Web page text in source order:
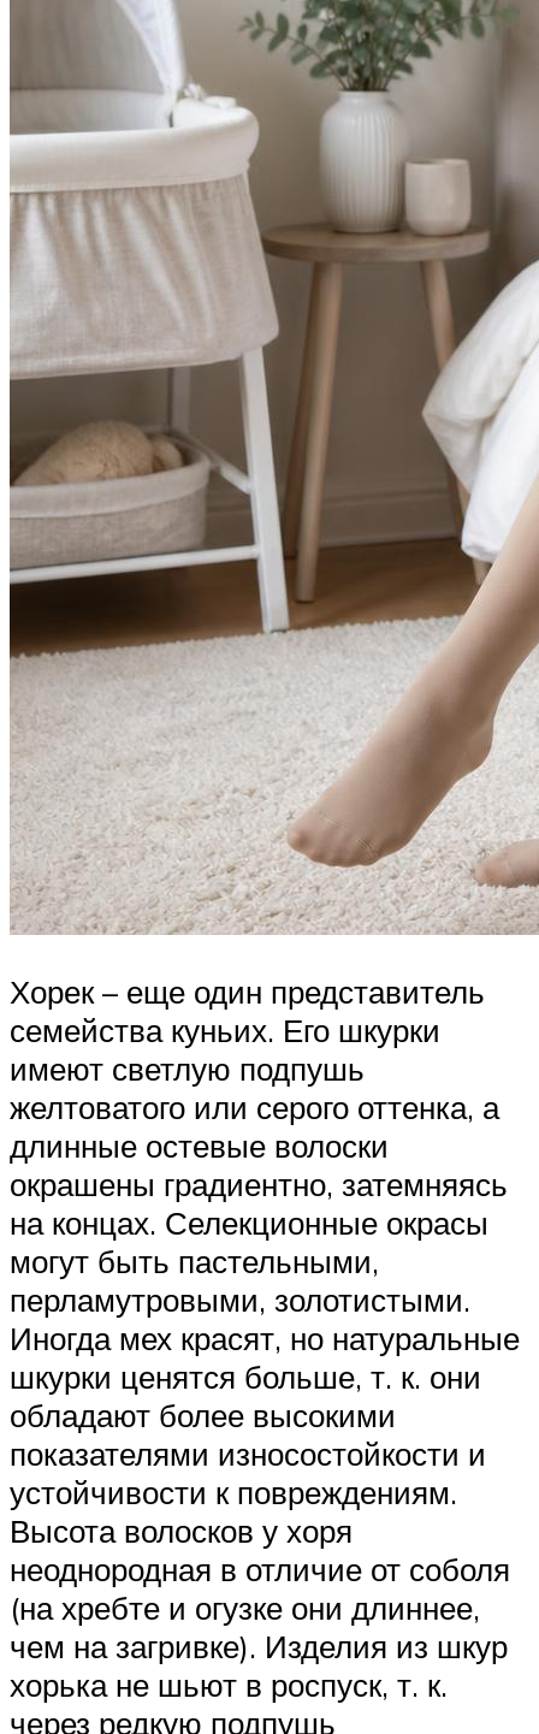
Хорек – еще один представитель
семейства куньих. Его шкурки
имеют светлую подпушь
желтоватого или серого оттенка, а
длинные остевые волоски
окрашены градиентно, затемняясь
на концах. Селекционные окрасы
могут быть пастельными,
перламутровыми, золотистыми.
Иногда мех красят, но натуральные
шкурки ценятся больше, т. к. они
обладают более высокими
показателями износостойкости и
устойчивости к повреждениям.
Высота волосков у хоря
неоднородная в отличие от соболя
(на хребте и огузке они длиннее,
чем на загривке). Изделия из шкур
хорька не шьют в роспуск, т. к.
через редкую подпушь